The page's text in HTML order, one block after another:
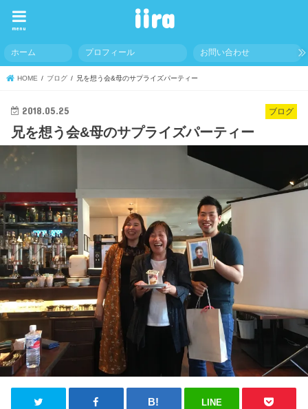
iira
menu
ホーム プロフィール お問い合わせ
HOME ブログ 兄を想う会&母のサプライズパーティー
ブログ
2018.05.25
兄を想う会&母のサプライズパーティー
LINE